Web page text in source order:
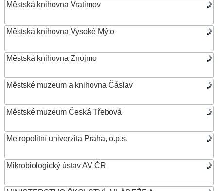
Městská knihovna Vratimov
Městská knihovna Vysoké Mýto
Městská knihovna Znojmo
Městské muzeum a knihovna Čáslav
Městské muzeum Česká Třebová
Metropolitní univerzita Praha, o.p.s.
Mikrobiologický ústav AV ČR